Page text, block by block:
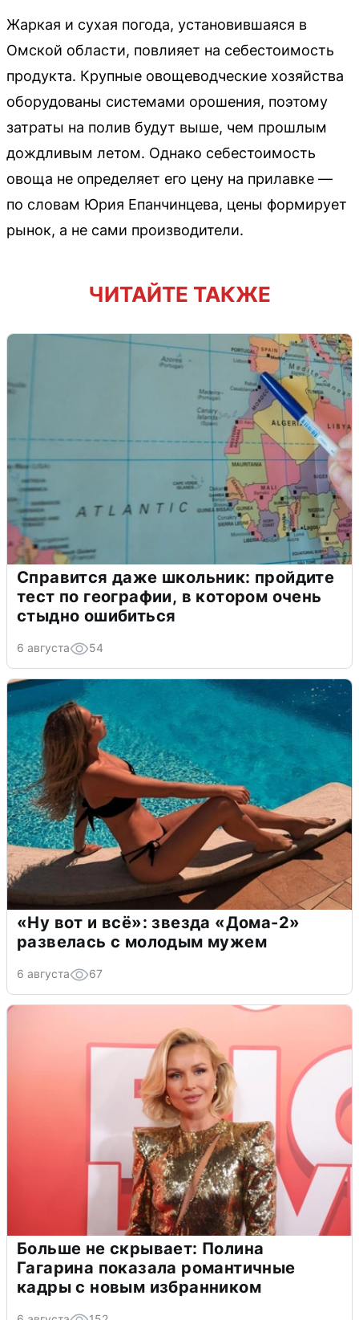
Жаркая и сухая погода, установившаяся в
Омской области, повлияет на себестоимость
продукта. Крупные овощеводческие хозяйства
оборудованы системами орошения, поэтому
затраты на полив будут выше, чем прошлым
дождливым летом. Однако себестоимость
овоща не определяет его цену на прилавке —
по словам Юрия Епанчинцева, цены формирует
рынок, а не сами производители.
ЧИТАЙТЕ ТАКЖЕ
Справится даже школьник: пройдите
тест по географии, в котором очень
стыдно ошибиться
6 августа 54
«Ну вот и всё»: звезда «Дома-2»
развелась с молодым мужем
6 августа 67
Больше не скрывает: Полина
Гагарина показала романтичные
кадры с новым избранником